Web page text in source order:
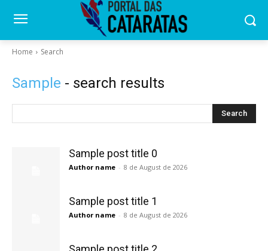
Home Search
Sample - search results
Search
Sample post title 0
Author name - 8 de August de 2026
Sample post title 1
Author name - 8 de August de 2026